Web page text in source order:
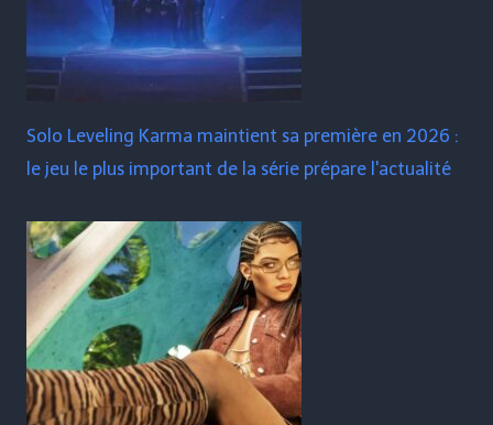
Solo Leveling Karma maintient sa première en 2026 :
le jeu le plus important de la série prépare l'actualité